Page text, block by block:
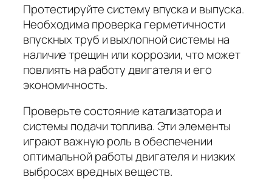
Протестируйте систему впуска и выпуска.
Необходима проверка герметичности
впускных труб и выхлопной системы на
наличие трещин или коррозии, что может
повлиять на работу двигателя и его
экономичность.
Проверьте состояние катализатора и
системы подачи топлива. Эти элементы
играют важную роль в обеспечении
оптимальной работы двигателя и низких
выбросах вредных веществ.